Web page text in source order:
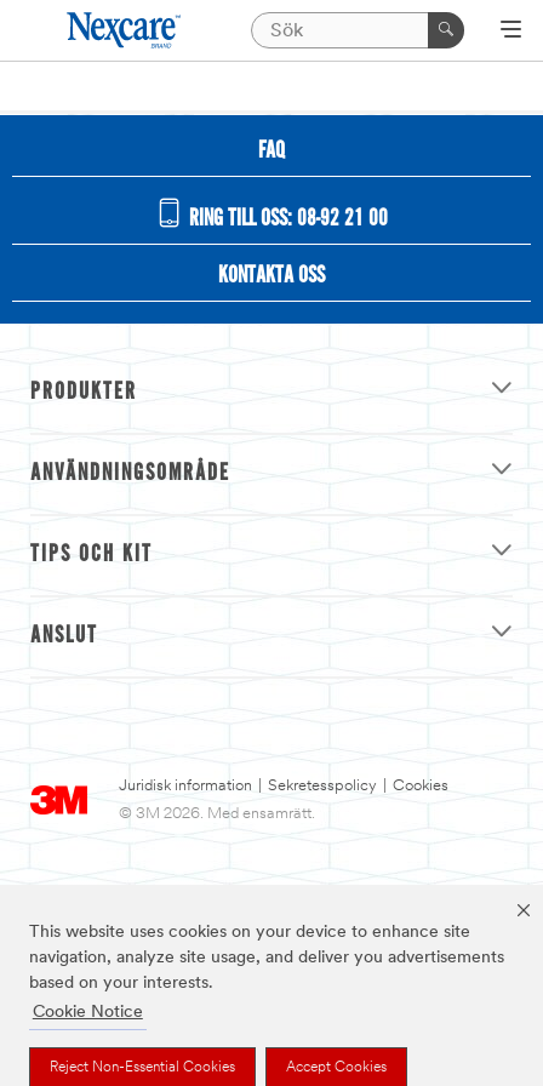
This website uses cookies on your device to enhance site
navigation, analyze site usage, and deliver you advertisements
based on your interests.
Cookie Notice
Reject Non-Essential Cookies Accept Cookies
FAQ
RING TILL OSS: 08-92 21 00
KONTAKTA OSS
PRODUKTER
ANVÄNDNINGSOMRÅDE
TIPS OCH KIT
ANSLUT
Juridisk information Sekretesspolicy
Cookies
© 3M 2026. Med ensamrätt.
3M och Nexcare™ är varumärken som tillhör 3M.